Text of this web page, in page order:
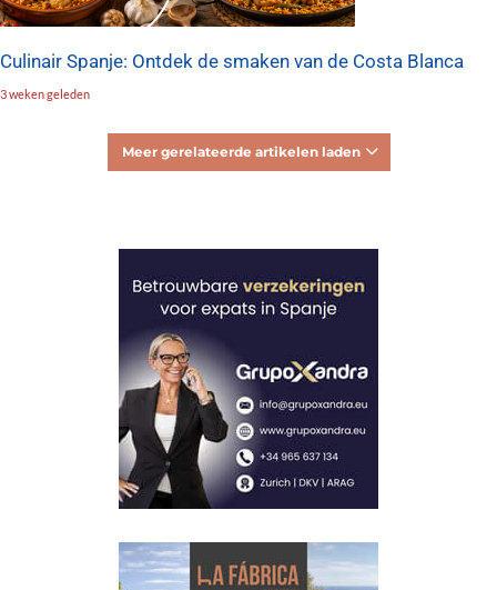
Culinair Spanje: Ontdek de smaken van de Costa Blanca
3 weken geleden
Meer gerelateerde artikelen laden